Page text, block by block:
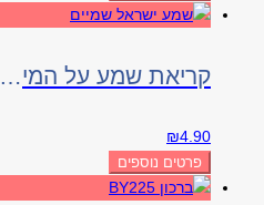
קריאת שמע על המיטה שמיים
₪4.90
פרטים נוספים